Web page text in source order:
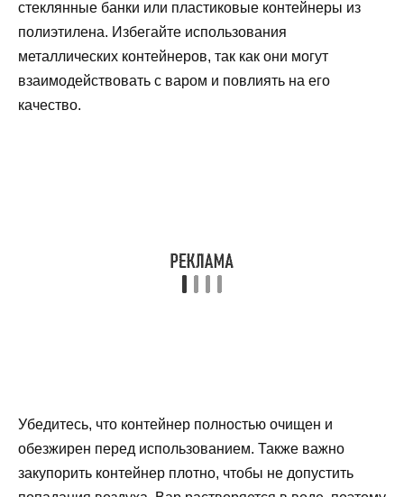
стеклянные банки или пластиковые контейнеры из
полиэтилена. Избегайте использования
металлических контейнеров, так как они могут
взаимодействовать с варом и повлиять на его
качество.
Убедитесь, что контейнер полностью очищен и
обезжирен перед использованием. Также важно
закупорить контейнер плотно, чтобы не допустить